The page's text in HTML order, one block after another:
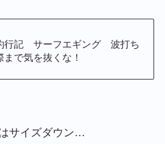
行記 サーフエギング 波打ち
まで気を抜くな！
サイズダウン…